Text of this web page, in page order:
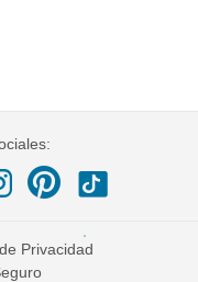
Privacidad